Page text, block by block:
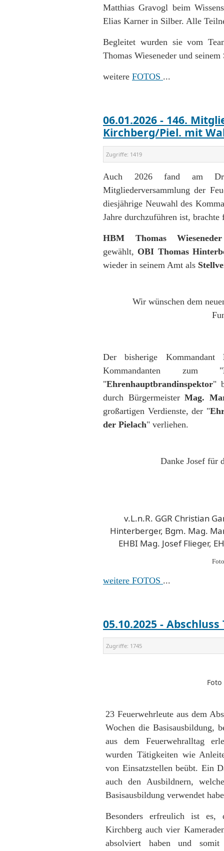
Matthias Gravogl beim
Elias Karner in Silber. Alle
Begleitet wurden sie vom
Thomas Wieseneder und
weitere FOTOS ...
06.01.2026 - 146.
Kirchberg/Piel. mit
Zugriffe: 1419
Auch 2026 fand am
Mitgliederversammlung der
diesjährige Neuwahl des
Jahre durchzuführen ist, brachte
HBM Thomas Wieseneder
gewählt, OBI Thomas
wieder in seinem Amt als
Wir wünschen dem
Der bisherige Kommandant
Kommandanten zum "
"Ehrenhauptbrandinspektor"
durch BürgermeisterMag.
großartigen Verdienste, der "
der Pielach" verliehen.
Danke Josef für
v.L.n.R. GGR Christian
Hinterberger, Bgm. Mag.
EHBI Mag. Josef Flieger,
weitere FOTOS ...
05.10.2025 -
Zugriffe: 1745
23 Feuerwehrleute aus dem
Wochen die Basisausbildung,
aus dem Feuerwehralltag
wurden Tätigkeiten wie
von Einsatzstellen beübt. Ein
auch den Ausbildnern,
Basisausbildung verwendet
Besonders erfreulich ist es,
Kirchberg auch vier
absolviert haben und